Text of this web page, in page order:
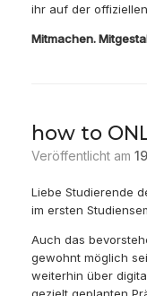
ihr auf der
Mitmachen.
how to
Veröffentlicht am
Liebe Studierende
im ersten
Auch das
gewohnt möglich
weiterhin über